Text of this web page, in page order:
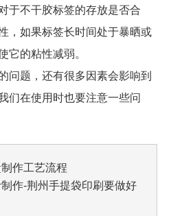
不干胶标签的存放是否合
，如果标签长时间处于暴晒或
的粘性减弱。
题，还有很多因素会影响到
们在使用时也要注意一些问
作工艺流程
作-荆州手提袋印刷要做好